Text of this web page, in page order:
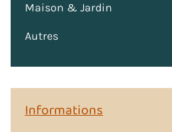
Maison & Jardin
Autres
Informations